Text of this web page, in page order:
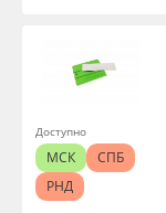
Доступно
МСК
СПБ
РНД